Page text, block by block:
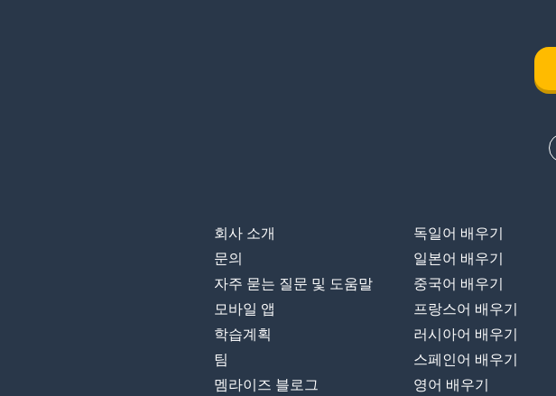
회사 소개
문의
자주 묻는 질문 및 도움말
모바일 앱
학습계획
팀
멤라이즈 블로그
독일어 배우기
일본어 배우기
중국어 배우기
프랑스어 배우기
러시아어 배우기
스페인어 배우기
영어 배우기